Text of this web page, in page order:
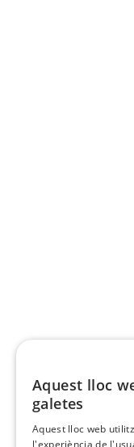
Aquest lloc
galetes
Aquest lloc web
l'experiència de